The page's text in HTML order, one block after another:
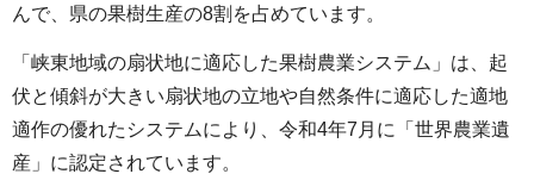
し
農
業
んで、県の果樹生産の8割を占めています。
「峡東地域の扇状地に適応した果樹農業システム」は、起
伏と傾斜が大きい扇状地の立地や自然条件に適応した適地
適作の優れたシステムにより、令和4年7月に「世界農業遺
産」に認定されています。